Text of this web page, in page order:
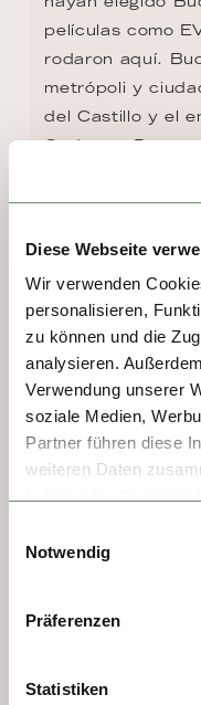
Diese Webseite
Wir verwenden
personalisieren,
zu können und die
analysieren.
Verwendung unserer
soziale Medien,
Partner führen diese
weiteren Daten
Notwendig
Präferenzen
Statistiken
películas como
rodaron aquí.
metrópoli y
del Castillo y el
Cadenas.
pastel en
el Laberinto,
Tepes de
historia y en los
Drácula. ¡Aquí
experimentar!
DÍA 3 -